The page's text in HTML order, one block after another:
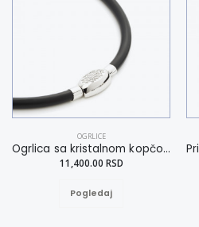
OGRLICE
Ogrlica sa kristalnom kopčom L
11,400.00 RSD
Pogledaj